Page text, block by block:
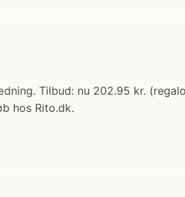
Tilbud: nu 202.95 kr.
hos Rito.dk.